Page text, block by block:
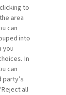
to
area
can
into
you
In
can
all